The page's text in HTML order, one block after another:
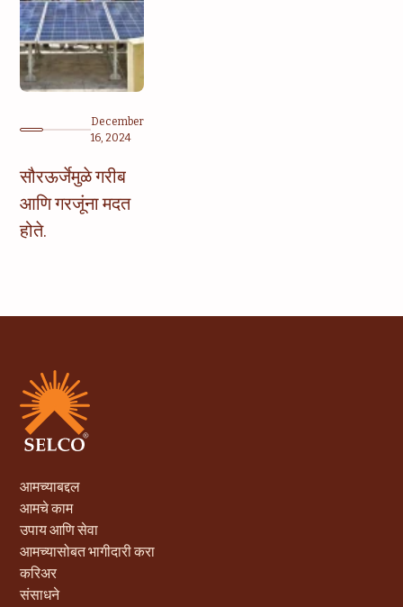
December
16, 2024
सौरऊर्जेमुळे गरीब
आणि गरजूंना मदत
होते.
आमच्याबद्दल
आमचे काम
उपाय आणि सेवा
आमच्यासोबत भागीदारी करा
करिअर
संसाधने